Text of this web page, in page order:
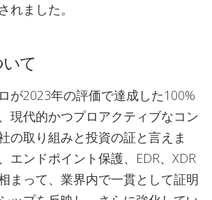
れました。
て
が2023年の評価で達成した100%
現代的かつプロアクティブなコン
の取り組みと投資の証と言えま
エンドポイント保護、EDR、XDR
まって、業界内で一貫として証明